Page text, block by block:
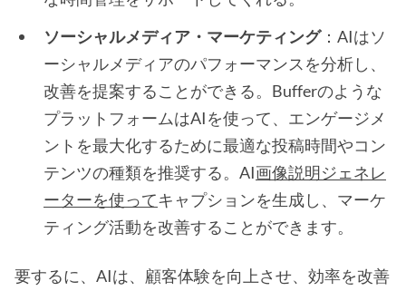
ソーシャルメディア・マーケティング：AIはソ
ーシャルメディアのパフォーマンスを分析し、
改善を提案することができる。Bufferのような
プラットフォームはAIを使って、エンゲージメ
ントを最大化するために最適な投稿時間やコン
テンツの種類を推奨する。AI画像説明ジェネレ
ーターを使ってキャプションを生成し、マーケ
ティング活動を改善することができます。
要するに、AIは、顧客体験を向上させ、効率を改善